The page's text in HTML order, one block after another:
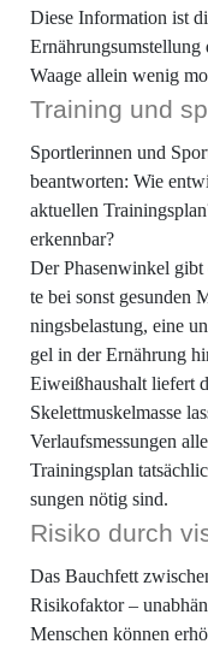
Die­se Infor­ma­ti­on ist
Ernäh­rungs­um­stel­lung
Waa­ge allein wenig
Trai­ning und
Sport­le­rin­nen und
beant­wor­ten: Wie
aktu­el­len
erkennbar?
Der Pha­sen­win­kel
te bei sonst gesun­den
nings­be­las­tung, eine
gel in der Ernäh­rung
Eiweiß­haus­halt lie­fert
Ske­lett­mus­kel­mas­se
Ver­laufs­mes­sun­gen
Trai­nings­plan
sun­gen nötig sind.
Risi­ko durch
Das Bauch­fett
Risi­ko­fak­tor –
Men­schen kön­nen